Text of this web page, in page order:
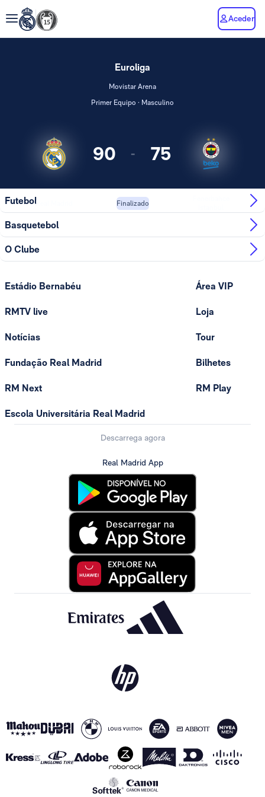
Aceder
Euroliga
Movistar Arena
Primer Equipo · Masculino
90 - 75
Real Madrid Finalizado
Futebol
Basquetebol
O Clube
Estádio Bernabéu
RMTV live
Notícias
Fundação Real Madrid
RM Next
Escola Universitária Real Madrid
Área VIP
Loja
Tour
Bilhetes
RM Play
Descarrega agora
Real Madrid App